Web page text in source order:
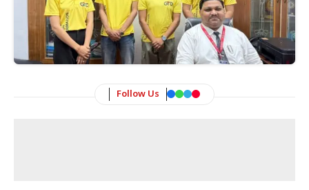
Follow Us